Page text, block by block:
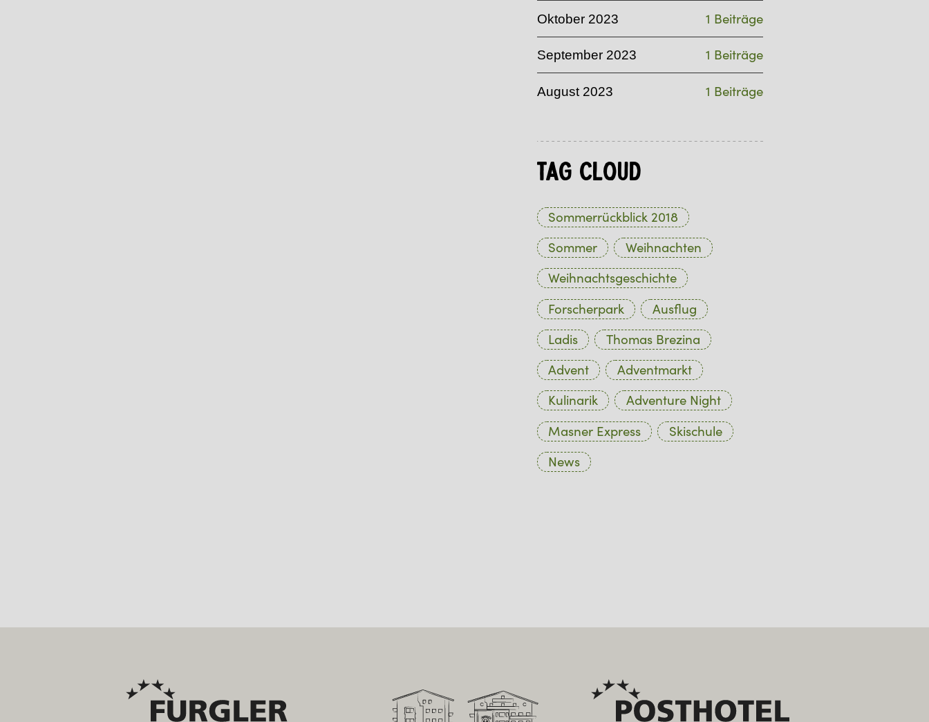
Oktober 2023 1 Beiträge
September 2023 1 Beiträge
August 2023 1 Beiträge
Tag Cloud
Sommerrückblick 2018
Sommer
Weihnachten
Weihnachtsgeschichte
Forscherpark
Ausflug
Ladis
Thomas Brezina
Advent
Adventmarkt
Kulinarik
Adventure Night
Masner Express
Skischule
News